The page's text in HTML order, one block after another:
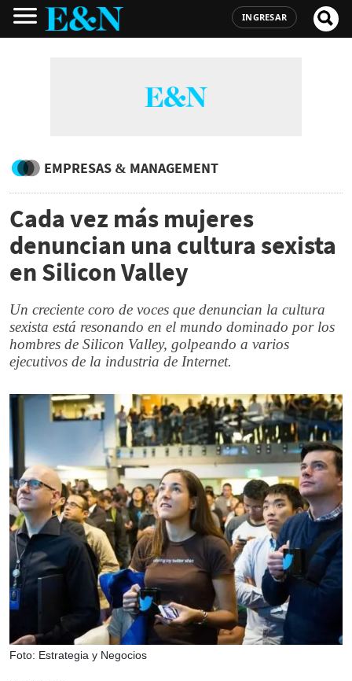
INGRESAR
EMPRESAS & MANAGEMENT
Cada vez más mujeres
denuncian una cultura sexista
en Silicon Valley
Un creciente coro de voces que denuncian la cultura
sexista está resonando en el mundo dominado por los
hombres de Silicon Valley, golpeando a varios
ejecutivos de la industria de Internet.
Foto: Estrategia y Negocios